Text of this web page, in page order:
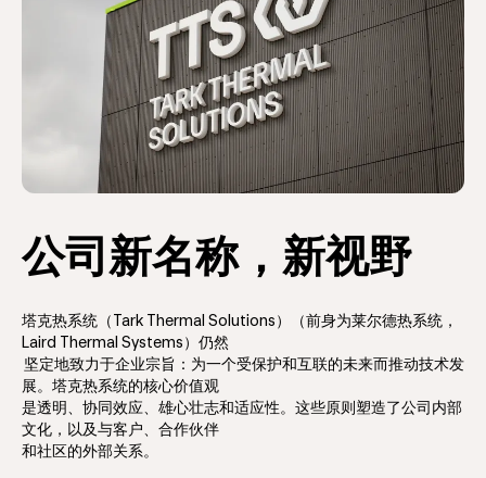
公司新名称，新视野
塔克热系统（Tark Thermal Solutions）（前身为莱尔德热系统，
Laird Thermal Systems）仍然
坚定地致力于企业宗旨：为一个受保护和互联的未来而推动技术发
展。塔克热系统的核心价值观
是透明、协同效应、雄心壮志和适应性。这些原则塑造了公司内部
文化，以及与客户、合作伙伴
和社区的外部关系。